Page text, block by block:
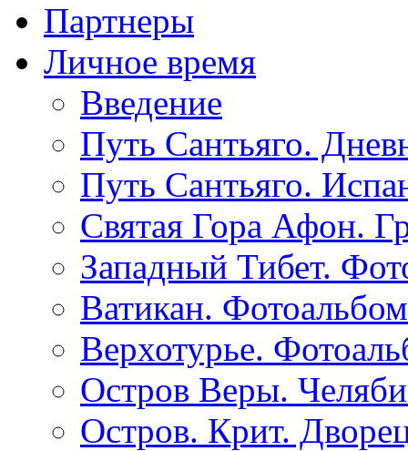
Партнеры
Личное время
Введение
Путь Сантьяго.
Путь Сантьяго.
Святая Гора Афон.
Западный Тибет.
Ватикан.
Верхотурье.
Остров Веры.
Остров. Крит.